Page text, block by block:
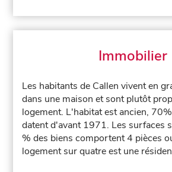
Immobilier
Les habitants de Callen vivent en
dans une maison et sont plutôt
logement. L'habitat est ancien,
datent d'avant 1971. Les surfaces
% des biens comportent 4 pièces
logement sur quatre est une